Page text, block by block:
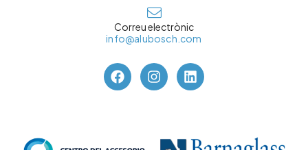
Correu electrònic
info@alubosch.com